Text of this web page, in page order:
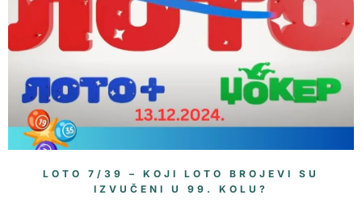
LOTO 7/39 – KOJI LOTO BROJEVI SU
IZVUČENI U 99. KOLU?